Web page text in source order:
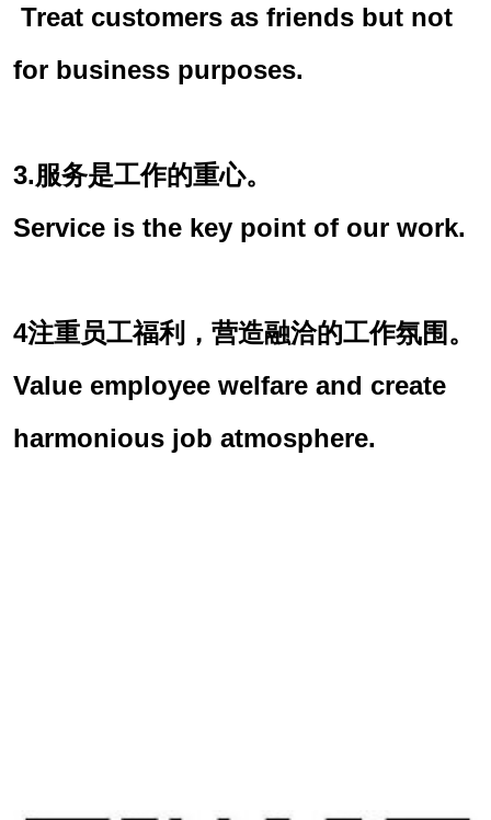
Treat customers as friends but not
for business purposes.
3.服务是工作的重心。
Service is the key point of our work.
4注重员工福利，营造融洽的工作氛围。
Value employee welfare and create
harmonious job atmosphere.